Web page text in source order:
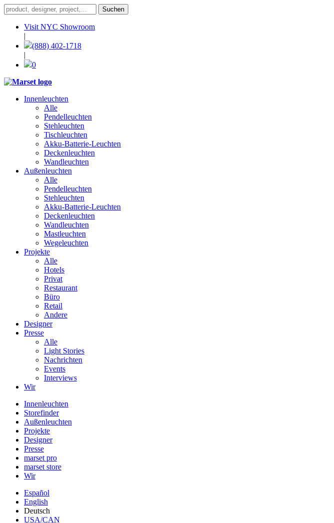
Visit NYC Showroom
|
(888) 402-1718
|
0
Innenleuchten
Alle
Pendelleuchten
Stehleuchten
Tischleuchten
Akku-Batterie-Leuchten
Deckenleuchten
Wandleuchten
Außenleuchten
Alle
Pendelleuchten
Stehleuchten
Akku-Batterie-Leuchten
Deckenleuchten
Wandleuchten
Mastleuchten
Wegeleuchten
Projekte
Alle
Hotels
Privat
Restaurant
Büro
Retail
Andere
Designer
Presse
Alle
Light Stories
Nachrichten
Events
Interviews
Wir
Innenleuchten
Storefinder
Außenleuchten
Projekte
Designer
Presse
marset pro
marset store
Wir
Español
English
Deutsch
USA/CAN